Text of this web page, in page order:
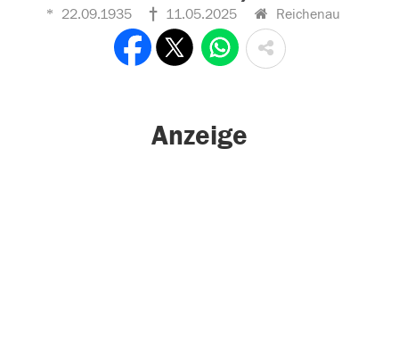
22.09.1935 11.05.2025 Reichenau
Anzeige